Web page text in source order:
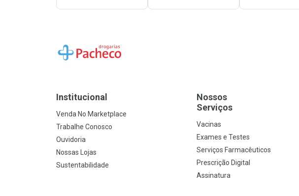
Ir para a Home
Institucional
Venda No Marketplace
Trabalhe Conosco
Ouvidoria
Nossas Lojas
Sustentabilidade
Nossos
Serviços
Vacinas
Exames e Testes
Serviços Farmacêuticos
Prescrição Digital
Assinatura